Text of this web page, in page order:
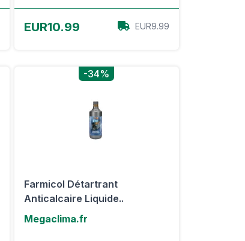
EUR10.99 EUR9.99
-34%
Farmicol Détartrant
Anticalcaire Liquide..
Megaclima.fr